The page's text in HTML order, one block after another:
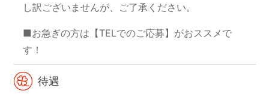
し訳ございませんが、ご了承ください。
■お急ぎの方は【TELでのご応募】がおススメで
す！
待遇